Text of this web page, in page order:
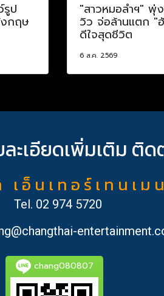
รูป
กฤษ
"สาวหมอลำฯ" พุ่
วิว จ่อล้านแตก "
ดีใจสุดชีวิต
6 ส.ค. 2569
ะเอียดเพิ่มเติม ติด
อ็ น เ ท อ ร์ เ ท น เ ม
Tel. 02 974 5720
chang080807